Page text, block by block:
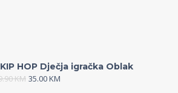
HOP Dječja igračka Oblak
KM 35.00KM